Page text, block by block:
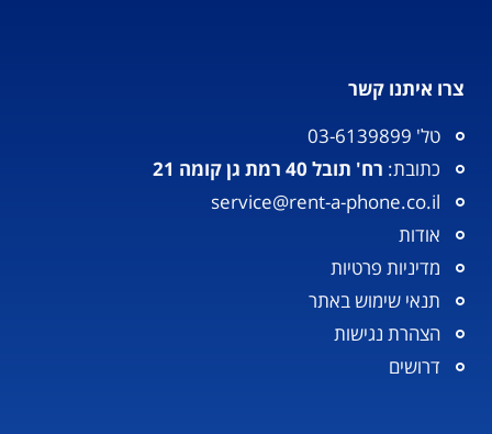
צרו איתנו קשר
טל' 03-6139899
כתובת: רח' תובל 40 רמת גן קומה 21
service@rent-a-phone.co.il
אודות
מדיניות פרטיות
תנאי שימוש באתר
הצהרת נגישות
דרושים